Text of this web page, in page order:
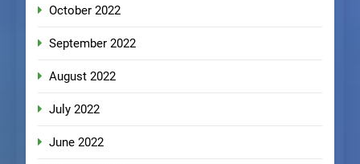
October 2022
September 2022
August 2022
July 2022
June 2022